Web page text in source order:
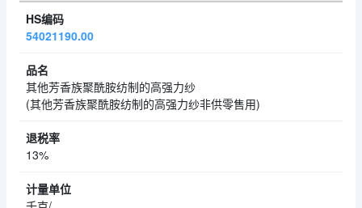
54021190.00
其他芳香族聚酰胺纺制的高强力纱
(其他芳香族聚酰胺纺制的高强力纱非供零售用)
13%